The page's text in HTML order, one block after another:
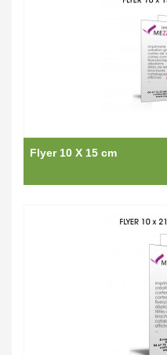
Flyer 10 X 15 cm